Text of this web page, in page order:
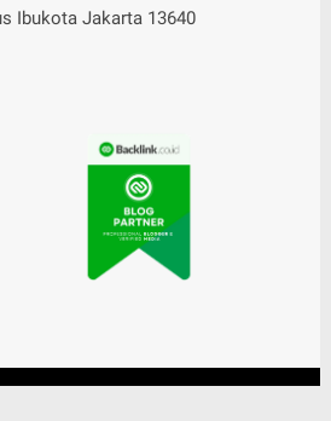
Ibukota Jakarta 13640